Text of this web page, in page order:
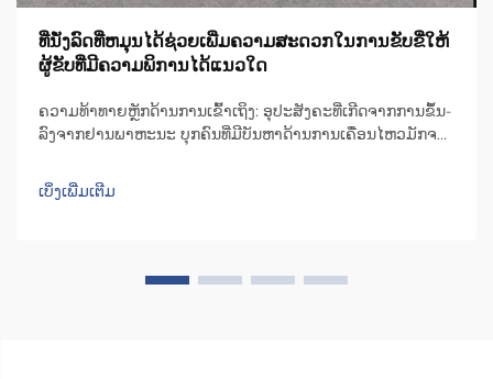
ທີ່ນັ່ງລົດທີ່ຫມຸນໄດ້ຊ່ວຍເພີ່ມຄວາມສະດວກໃນການຂັບຂີ່ໃຫ້
ຜູ້ຂັບທີ່ມີຄວາມພິການໄດ້ແນວໃດ
ຄວາມທ້າທາຍຫຼັກດ້ານການເຂົ້າເຖິງ: ອຸປະສັງຄະທີ່ເກີດຈາກການຂຶ້ນ-
ລົງຈາກຢານພາຫະນະ ບຸກຄົນທີ່ມີບັນຫາດ້ານການເຄື່ອນໄຫວມັກຈະ
ດ້ານໃນຂອງລົດສ່ວນຫຼາຍບໍ່ພຽງພໍ, ສົ່ງຜົນໃຫ້ຜູ້ໃຊ້ຕ້ອງບີບຕົວ ຫຼື ຕື່ນ
ເທິງ...
ເບິ່ງເພີ່ມເຕີມ